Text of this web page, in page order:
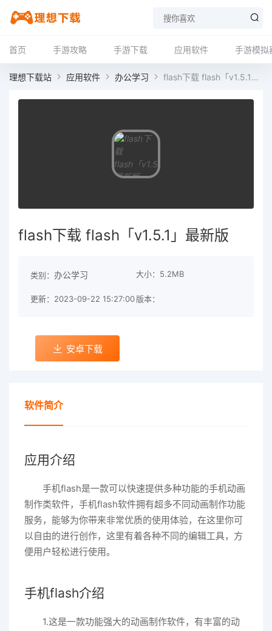
首页 手游攻略 手游下载 应用软件 手游模拟
理想下载站 应用软件 办公学习 flash下载 flash「v1.5.1」最新版
flash下载 flash「v1.5.1」最新版
类别： 办公学习 大小：5.2MB
更新：2023-09-22 15:27:00版本：
安卓下载
软件简介
应用介绍
手机flash是一款可以快速提供多种功能的手机动画
制作类软件，手机flash软件拥有超多不同动画制作功能
服务，能够为你带来非常优质的使用体验，在这里你可
以自由的进行创作，这里有着各种不同的编辑工具，方
便用户轻松进行使用。
手机flash介绍
1.这是一款功能强大的动画制作软件，有丰富的动